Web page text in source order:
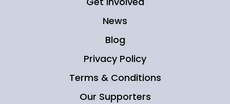
News
Blog
Privacy Policy
Terms & Conditions
Our Supporters